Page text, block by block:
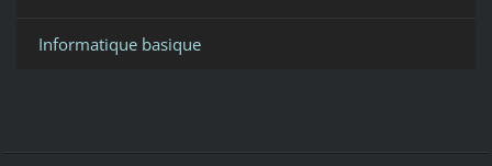
Informatique basique